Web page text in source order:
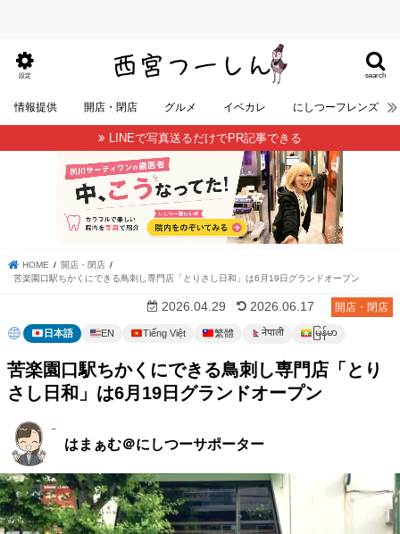
search
設定
情報提供 開店・閉店 グルメ イベカレ にしつーフレンズ
LINEで写真送るだけでPR記事できる
HOME
開店・閉店
苦楽園口駅ちかくにできる鳥刺し専門店「とりさし日和」は6月19日グランドオープン
開店・閉店
2026.04.29 2026.06.17
日本語 EN Tiếng Việt 繁體 नेपाली မြန်မာ
苦楽園口駅ちかくにできる鳥刺し専門店「とり
さし日和」は6月19日グランドオープン
はまぁむ＠にしつーサポーター